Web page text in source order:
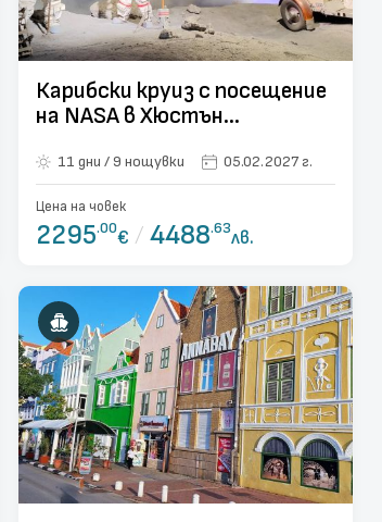
Карибски круиз с посещение
на NASA в Хюстън
11 дни / 9 нощувки 05.02.2027 г.
Цена на човек
2295.00€ /4488.63лв.